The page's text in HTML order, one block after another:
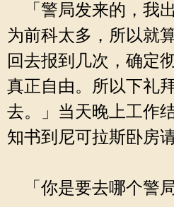
「警局发来的，我
为前科太多，所以就
回去报到几次，确定
真正自由。所以下礼
去。」当天晚上工作
知书到尼可拉斯卧房请
「你是要去哪个警局